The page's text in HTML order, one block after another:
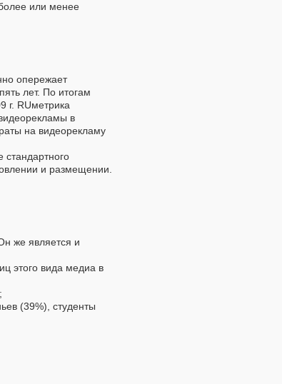
или менее
опережает
лет. По итогам
г. RUметрика
в
на видеорекламу
и размещении.
же является и
этого вида медиа в
(39%), студенты